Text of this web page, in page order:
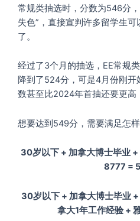
常规类抽选时，分数为546分
失色”，直接宣判许多留学生
了。
经过了3个月的抽选，EE常规
降到了524分，可是4月份刚开
数甚至比2024年首抽还要更高
想要达到549分，需要满足怎
30岁以下 + 加拿大博士毕业
8777 =
30岁以下 + 加拿大博士毕业
拿大1年工作经验 +